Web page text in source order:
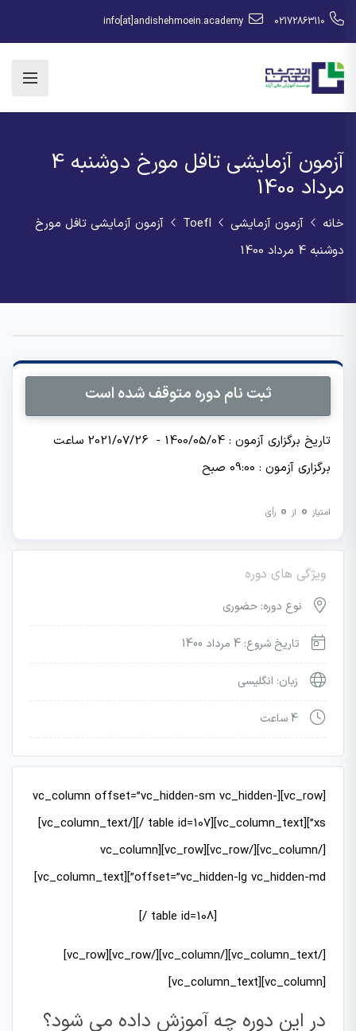
02172863110
info[at]andishehmoein.academy
آزمون آزمایشی تافل مورخ دوشنبه 4
مرداد 1400
خانه آزمون آزمایشی Toefl
آزمون آزمایشی تافل مورخ
دوشنبه 4 مرداد 1400
ثبت نام دوره متوقف شده است
تاریخ برگزاری آزمون : 1400/05/04 - 2021/07/26 ساعت
برگزاری آزمون : 09:00 صبح
امتیاز 0 از 0 رأی
ویژگی های دوره
نوع دوره: حضوری
تاریخ شروع: 4 مرداد 1400
زبان: انگلیسی
4 ساعت
[vc_row][vc_column offset=”vc_hidden-sm vc_hidden-
xs”][vc_column_text][table id=107 /][/vc_column_text]
[/vc_column][/vc_row][vc_row][vc_column
offset=”vc_hidden-lg vc_hidden-md”][vc_column_text]
[table id=108 /]
[/vc_column_text][/vc_column][/vc_row][vc_row]
[vc_column][vc_column_text]
در این دوره چه آموزش داده می شود؟